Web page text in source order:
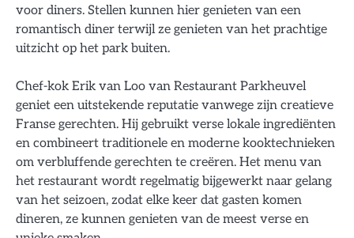
voor diners. Stellen kunnen hier genieten van een
romantisch diner terwijl ze genieten van het prachtige
uitzicht op het park buiten.
Chef-kok Erik van Loo van Restaurant Parkheuvel
geniet een uitstekende reputatie vanwege zijn creatieve
Franse gerechten. Hij gebruikt verse lokale ingrediënten
en combineert traditionele en moderne kooktechnieken
om verbluffende gerechten te creëren. Het menu van
het restaurant wordt regelmatig bijgewerkt naar gelang
van het seizoen, zodat elke keer dat gasten komen
dineren, ze kunnen genieten van de meest verse en